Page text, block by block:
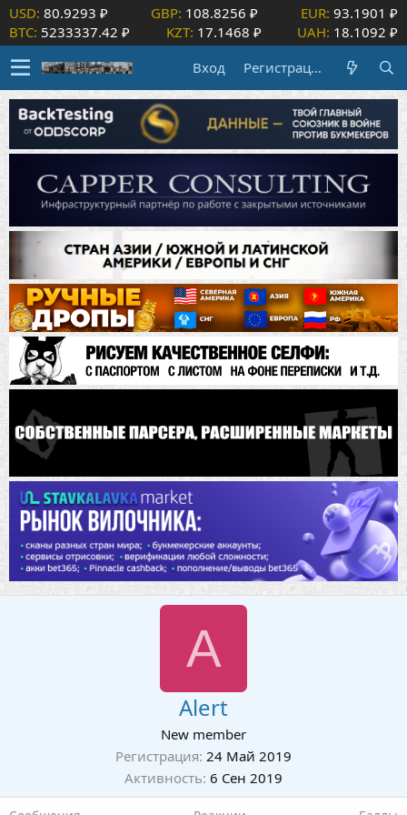
USD: 80.9293 ₽ GBP: 108.8256 ₽ EUR: 93.1901 ₽
BTC: 5233337.42 ₽ KZT: 17.1468 ₽ UAH: 18.1092 ₽
Вход
Регистрация
A
Alert
New member
Регистрация 24 Май 2019
Активность 6 Сен 2019